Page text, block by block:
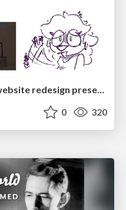
sira's awesome portfolio website redesign presentation
0 320